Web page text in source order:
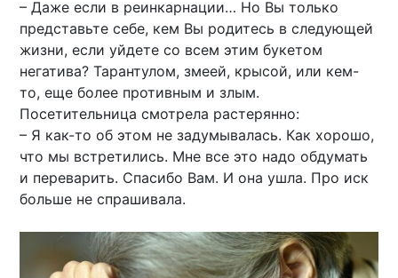
– Даже если в реинкарнации… Но Вы только
представьте себе, кем Вы родитесь в следующей
жизни, если уйдете со всем этим букетом
негатива? Тарантулом, змеей, крысой, или кем-
то, еще более противным и злым.
Посетительница смотрела растерянно:
– Я как-то об этом не задумывалась. Как хорошо,
что мы встретились. Мне все это надо обдумать
и переварить. Спасибо Вам. И она ушла. Про иск
больше не спрашивала.